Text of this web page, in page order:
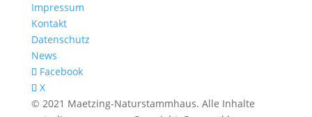
Impressum
Kontakt
Datenschutz
News
Facebook
X
© 2021 Maetzing-Naturstammhaus. Alle Inhalte